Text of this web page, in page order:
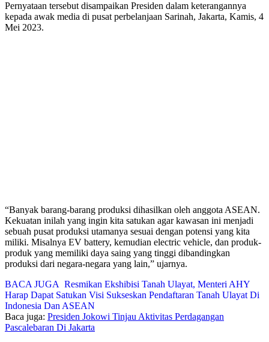
Pernyataan tersebut disampaikan Presiden dalam keterangannya
kepada awak media di pusat perbelanjaan Sarinah, Jakarta, Kamis, 4
Mei 2023.
“Banyak barang-barang produksi dihasilkan oleh anggota ASEAN.
Kekuatan inilah yang ingin kita satukan agar kawasan ini menjadi
sebuah pusat produksi utamanya sesuai dengan potensi yang kita
miliki. Misalnya EV battery, kemudian electric vehicle, dan produk-
produk yang memiliki daya saing yang tinggi dibandingkan
produksi dari negara-negara yang lain,” ujarnya.
BACA JUGA Resmikan Ekshibisi Tanah Ulayat, Menteri AHY
Harap Dapat Satukan Visi Sukseskan Pendaftaran Tanah Ulayat Di
Indonesia Dan ASEAN
Baca juga: Presiden Jokowi Tinjau Aktivitas Perdagangan
Pascalebaran Di Jakarta